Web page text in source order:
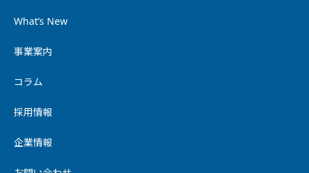
What’s New
事業案内
コラム
採用情報
企業情報